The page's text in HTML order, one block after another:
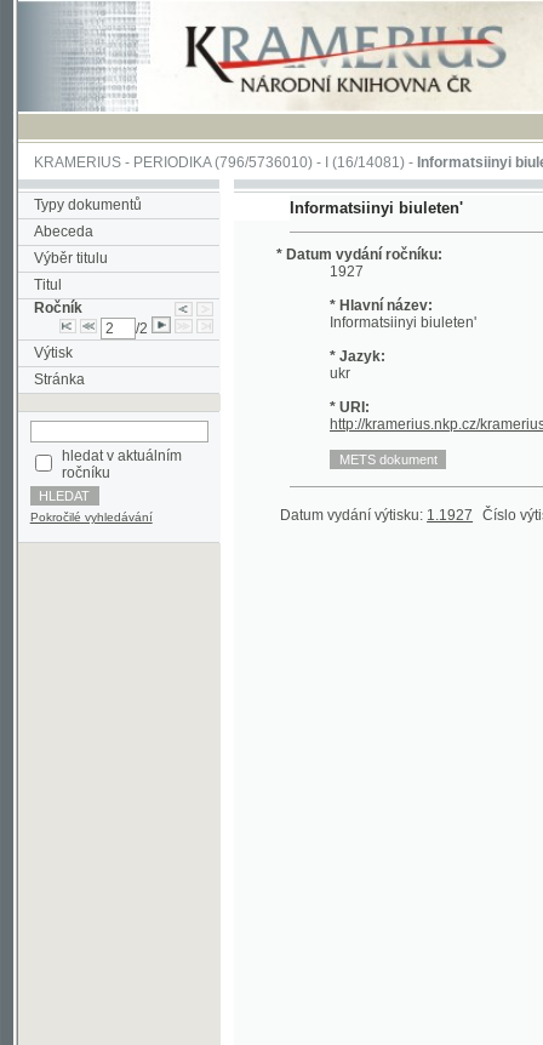
KRAMERIUS-PERIODIKA(796/5736010) -I(16/14081) -Informatsiinyi biuleten'(1/
Typy dokumentů
Abeceda
Výběr titulu
Titul
Ročník
/2
Výtisk
Stránka
hledat v aktuálním
Pokročilé vyhledávání
Informatsiinyi biuleten'
* Datum vydání ročníku:
1927
* Hlavní název:
* Jazyk:
* URI:
Datum vydání výtisku:1.1927 Číslo výtisku: